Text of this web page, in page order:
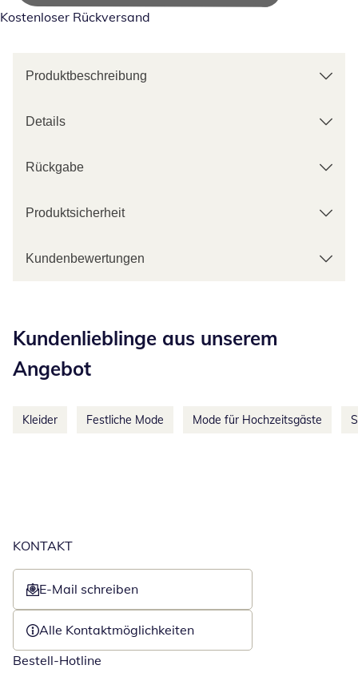
Kostenloser Rückversand
Produktbeschreibung
Details
Rückgabe
Produktsicherheit
Kundenbewertungen
Kundenlieblinge aus unserem
Angebot
Kleider Festliche Mode Mode für Hochzeitsgäste
KONTAKT
E-Mail schreiben
Öffnet E-Mail-Client
Alle Kontaktmöglichkeiten
Bestell-Hotline